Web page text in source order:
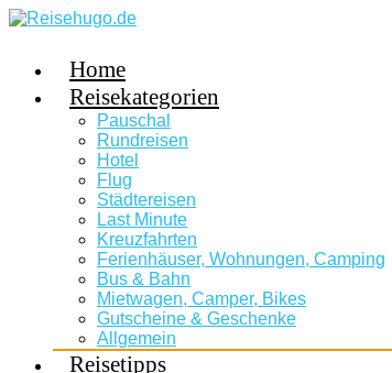
Home
Reisekategorien
Pauschal
Rundreisen
Hotel
Flug
Städtereisen
Last Minute
Kreuzfahrten
Ferienhäuser, Wohnungen, Camping
Bus & Bahn
Mietwagen, Camper, Bikes
Gutscheine & Geschenke
Allgemein
Reisetipps